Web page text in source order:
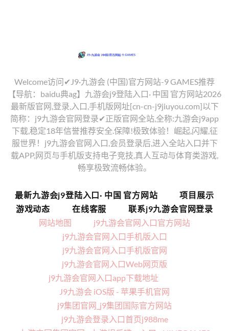
Welcome访问✔J9·九游会 (中国)官方网站-9 GAMES推荐
【导航：baidu典ag】九游会j9登陆入口· 中国 官方网站2026
最新版官网,登录,入口,手机版网址[cn-cn-j9jiuyou.com]以下
简称：j9九游会官网登录✔正版官网全站,全称:九游会j9app
下载,稳定18年信誉推荐安全.保障!极致体验！崛起,闪耀,征
服世界！j9九游会官网入口,会员登录后,进入全站入口并下
载APP,网页与手机版支持电子竞技,真人互动与体育类游戏,
畅享极致流畅体验。
最新九游会j9登陆入口· 中国 官方网站
项目展示
游戏动态
在线客服
联系j9九游会官网登录
网站地图
j9九游会官网入口官方网站
j9九游会官网入口手机版入口
j9九游会官网入口手机版官网
j9九游会官网入口Web网页版
j9九游会官网入口app下载地址
J9九游会 iOS版 - 苹果手机官网
j9集团官网_j9集团国际官方网站
j9九游会登录入口首页j988me